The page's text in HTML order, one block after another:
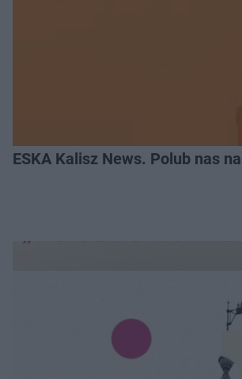
ESKA Kalisz News. Polub nas